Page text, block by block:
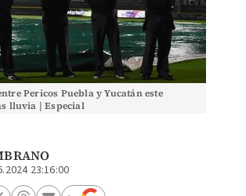
Pericos Puebla y Yucatán este
lluvia | Especial
23:16:00